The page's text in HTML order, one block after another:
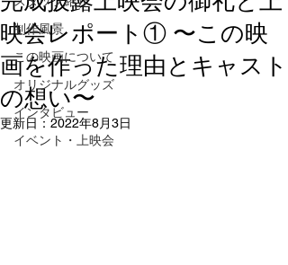
制作風景
この映画について
オリジナルグッズ
インタビュー
イベント・上映会
映会レポート① 〜この映
画を作った理由とキャスト
の想い〜
更新日： 2022年8月3日